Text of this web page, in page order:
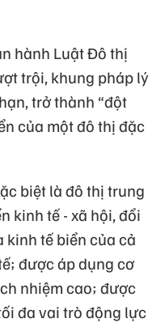
hành Luật Đô thị
trội, khung pháp lý
trở thành “đột
của một đô thị đặc
biệt là đô thị trung
kinh tế - xã hội, đổi
tế biển của cả
được áp dụng cơ
nhiệm cao; được
đa vai trò động lực